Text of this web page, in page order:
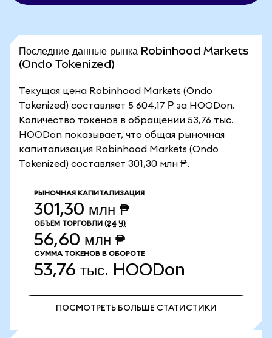
Последние данные рынка Robinhood Markets
(Ondo Tokenized)
Текущая цена Robinhood Markets (Ondo
Tokenized) составляет 5 604,17 ₱ за HOODon.
Количество токенов в обращении 53,76 тыс.
HOODon показывает, что общая рыночная
капитализация Robinhood Markets (Ondo
Tokenized) составляет 301,30 млн ₱.
РЫНОЧНАЯ КАПИТАЛИЗАЦИЯ
301,30 млн ₱
ОБЪЕМ ТОРГОВЛИ (24 Ч)
56,60 млн ₱
СУММА ТОКЕНОВ В ОБОРОТЕ
53,76 тыс. HOODon
ПОСМОТРЕТЬ БОЛЬШЕ СТАТИСТИКИ